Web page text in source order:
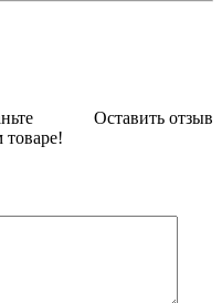
Оставить отзыв
товаре!